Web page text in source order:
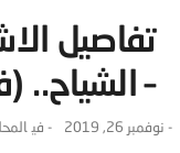
تفاصيل
– الشياح..
- نوفمبر 26, 2019 - ‎في